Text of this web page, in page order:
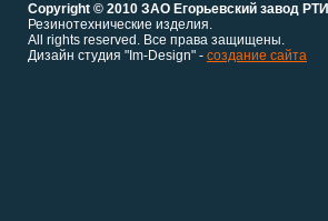
Copyright © 2010 ЗАО Егорьевский завод РТИ
Резинотехнические изделия.
All rights reserved. Все права защищены.
Дизайн студия "Im-Design" - создание сайта